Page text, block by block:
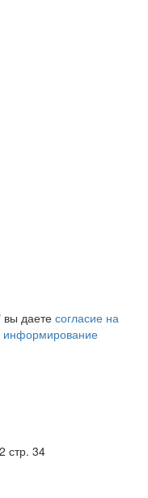
вы даете согласие на
информирование
стр. 34